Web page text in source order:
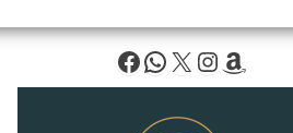
Facebook
WhatsApp
X Instagram
Amazon